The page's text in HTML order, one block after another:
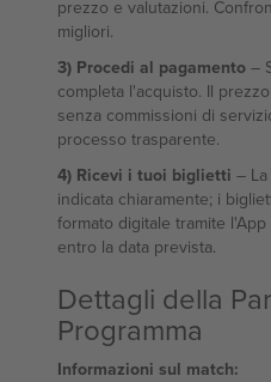
prezzo e valutazioni.
migliori.
3) Procedi al pagamento –
completa l'acquisto. Il
senza commissioni di
processo trasparente.
4) Ricevi i tuoi biglietti –
indicata chiaramente; i
formato digitale tramite
entro la data prevista.
Dettagli della
Programma
Informazioni sul match: